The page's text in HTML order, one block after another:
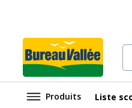
Produits Liste